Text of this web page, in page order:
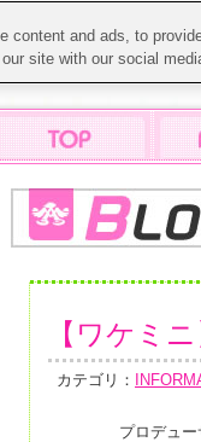
【ワケミ
カテゴリ：
プロデュー
content and ads, to
site with our social